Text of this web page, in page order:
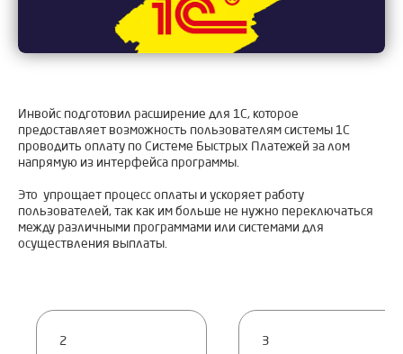
Инвойс подготовил расширение для 1С, которое
предоставляет возможность пользователям системы 1С
проводить оплату по Системе Быстрых Платежей за лом
напрямую из интерфейса программы.
Это упрощает процесс оплаты и ускоряет работу
пользователей, так как им больше не нужно переключаться
между различными программами или системами для
осуществления выплаты.
2 3